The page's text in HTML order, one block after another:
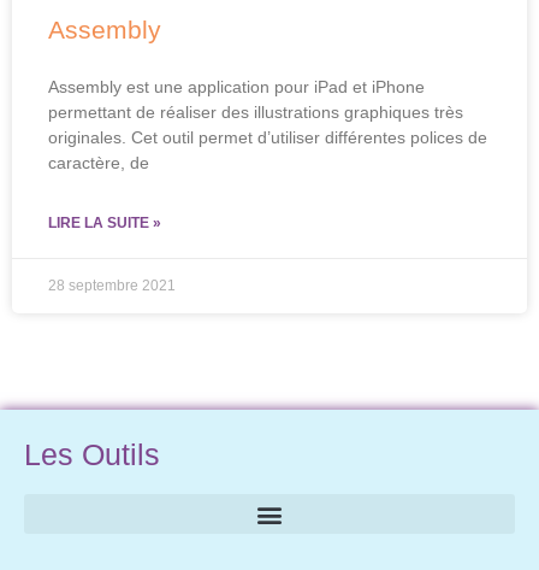
Assembly
Assembly est une application pour iPad et iPhone
permettant de réaliser des illustrations graphiques très
originales. Cet outil permet d’utiliser différentes polices de
caractère, de
LIRE LA SUITE »
28 septembre 2021
Les Outils